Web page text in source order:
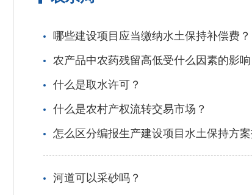
哪些建设项目应当缴纳水土保持补偿费？
农产品中农药残留高低受什么因素的影响
什么是取水许可？
什么是农村产权流转交易市场？
怎么区分编报生产建设项目水土保持方
河道可以采砂吗？